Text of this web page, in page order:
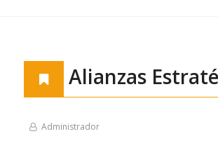
Alianzas
Administrador